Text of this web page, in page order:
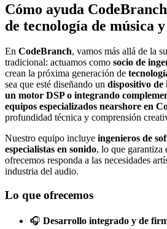
Cómo ayuda
de tecnología de música
En CodeBranch, vamos más allá de la
tradicional: actuamos como socio de
crean la próxima generación de
sea que esté diseñando un dispositivo
un motor DSP o integrando
equipos especializados nearshore en
profundidad técnica y comprensión
Nuestro equipo incluye ingenieros de
especialistas en sonido, lo que garantiza
ofrecemos responda a las necesidades
industria del audio.
Lo que ofrecemos
🎧 Desarrollo integrado y de